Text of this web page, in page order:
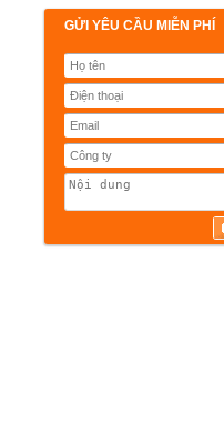
GỬI YÊU CẦU MIỄN PHÍ